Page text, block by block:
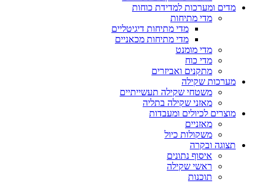
מדים ומערכות למדידת כוחות
מדי מתיחות
מדי מתיחות דיגיטליים
מדי מתיחות מכאניים
מדי מומנט
מדי כוח
מתקנים ואביזרים
מערכות שקילה
משטחי שקילה תעשייתיים
מאזני שקילה בתליה
מוצרים לכיולים ומעבדות
מאזניים
משקולות כיול
תצוגה ובקרה
איסוף נתונים
ראשי שקילה
תוכנות